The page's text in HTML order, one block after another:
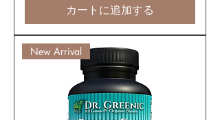
カートに追加する
New Arrival